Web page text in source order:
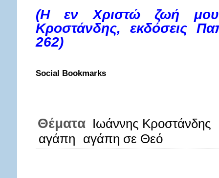
(Η εν Χριστώ ζωή
Κροστάνδης, εκδόσεις
262)
Social Bookmarks
Θέματα Ιωάννης Κροστάνδης
αγάπη αγάπη σε Θεό